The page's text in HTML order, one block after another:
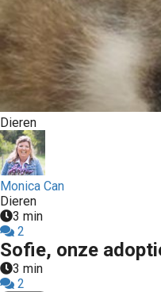
Dieren
Monica Can
Dieren
3 min
2
Sofie, onze
3 min
2